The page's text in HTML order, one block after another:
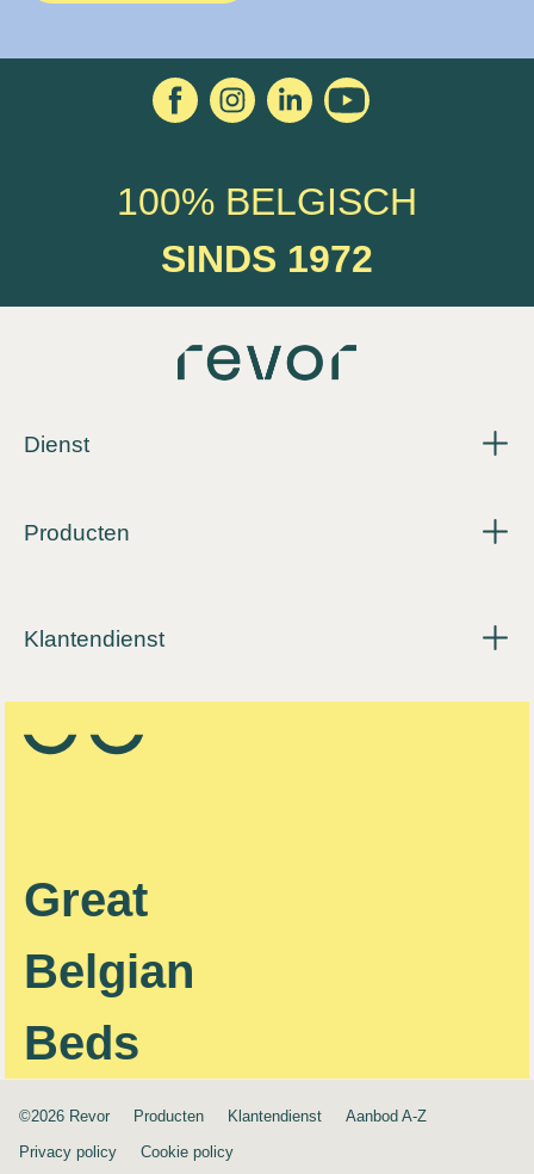
100% BELGISCH
SINDS 1972
Dienst
Producten
Klantendienst
Great
Belgian
Beds
©2026 Revor Producten Klantendienst
Aanbod A-Z
Privacy policy
Cookie policy